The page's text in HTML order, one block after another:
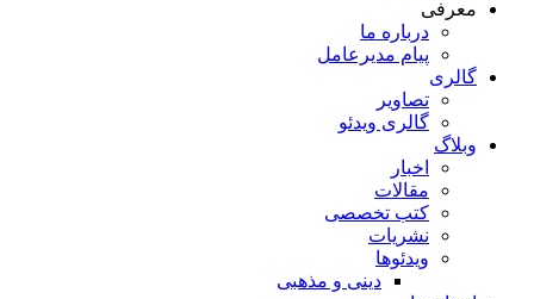
معرفی
درباره ما
پیام مدیرعامل
گالری
تصاویر
گالری ویدئو
وبلاگ
اخبار
مقالات
کتب تخصصی
نشریات
ویدئوها
دینی و مذهبی